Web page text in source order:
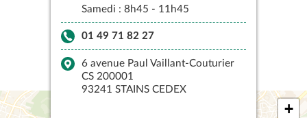
+
Samedi : 8h45 - 11h45
01 49 71 82 27
6 avenue Paul Vaillant-Couturier
CS 200001
93241 STAINS CEDEX
mercredi 00:00–12:00, 14:30–
jeudi 14:30–17:30
vendredi 14:30–17:30
samedi 13:30–18:30
dimanche 09:00–12:00
01 48 23 06 61